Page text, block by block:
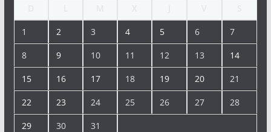
1 2 3 4 5 6 7
8 9 10 11 12 13 14
15 16 17 18 19 20 21
22 23 24 25 26 27 28
29 30 31